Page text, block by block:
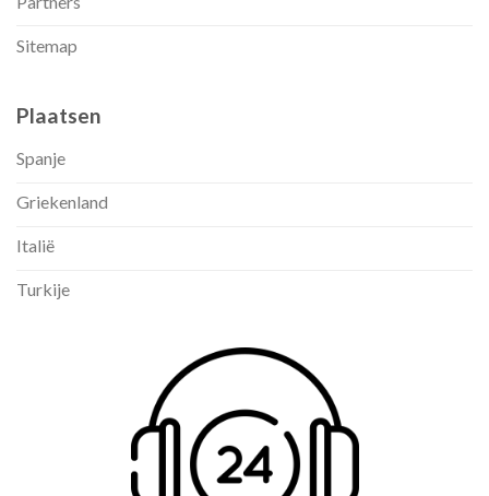
Sitemap
Plaatsen
Spanje
Griekenland
Italië
Turkije